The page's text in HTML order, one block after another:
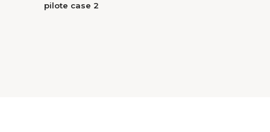
pilote case 2